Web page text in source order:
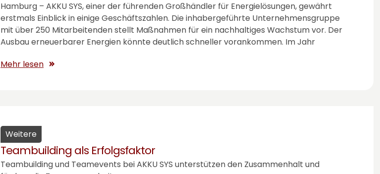
Hamburg – AKKU SYS, einer der führenden Großhändler für Energielösungen, gewährt
erstmals Einblick in einige Geschäftszahlen. Die inhabergeführte Unternehmensgruppe
mit über 250 Mitarbeitenden stellt Maßnahmen für ein nachhaltiges Wachstum vor. Der
Ausbau erneuerbarer Energien könnte deutlich schneller vorankommen. Im Jahr
Mehr lesen
Weitere
Teambuilding als Erfolgsfaktor
Teambuilding und Teamevents beiAKKU SYS unterstützen den Zusammenhalt und